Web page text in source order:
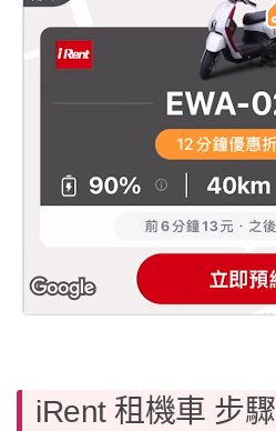
iRent 租機車 步驟